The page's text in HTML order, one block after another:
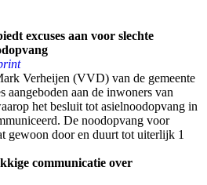
excuses aan voor slechte
Verheijen (VVD) van de gemeente
aangeboden aan de inwoners van
het besluit tot asielnoodopvang in
De noodopvang voor
gewoon door en duurt tot uiterlijk 1
communicatie over